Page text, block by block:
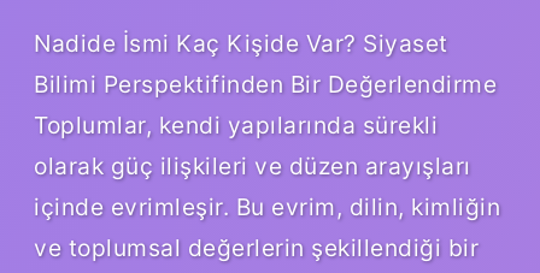
Nadide İsmi Kaç Kişide Var? Siyaset
Bilimi Perspektifinden Bir Değerlendirme
Toplumlar, kendi yapılarında sürekli
olarak güç ilişkileri ve düzen arayışları
içinde evrimleşir. Bu evrim, dilin, kimliğin
ve toplumsal değerlerin şekillendiği bir